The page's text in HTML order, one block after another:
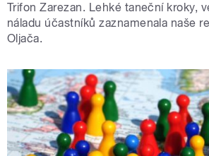
Trifon Zarezan. Lehké taneční kroky,
náladu účastníků zaznamenala naše
Oljača.